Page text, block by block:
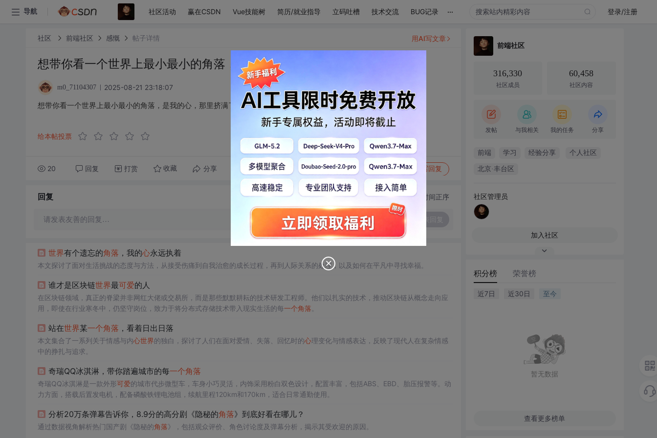
导航 社区活动 赢在CSDN Vue技能树 简历/就业指导 立码吐槽 技术交流 BUG记录 ... 登录/注册
社区 前端社区 感慨 帖子详情
想带你看一个世界上最小最小的角落，是我的心，那里挤满了可爱的你
m0_71104307 2025-08-21 23:18:07
想带你看一个世界上最小最小的角落，是我的心，那里挤满了可爱的你
给本帖投票
20 回复 打赏 收藏 分享 转发到动态 举报 写回复
用AI写文章
回复 切换为时间正序
请发表友善的回复…
世界有个遗忘的角落 ，我的心永远执着
本文探讨了面对生活挑战的态度与方法，从接受伤痛到自我治愈的成长过程，再到人际关系的处理，以及如何在平凡中寻找幸福。
谁才是区块链世界最可爱的人
在区块链领域，真正的脊梁并非网红大佬或交易所，而是那些默默耕耘的技术研发工程师。他们以扎实的技术，推动区块链从概念走向应
用，即使在行业寒冬中，仍坚守岗位，致力于将分布式存储技术带入现实生活的每一个角落
站在世界某一个角落 ，看着日出日落
本文集合了一系列关于情感与内心世界的独白，探讨了人们在面对爱情、失落、回忆时的心理变化与情感表达，反映了现代人在复杂情感
中的挣扎与追求。
奇瑞QQ冰淇淋，带你踏遍城市的每一个角落
奇瑞QQ冰淇淋是一款外形可爱的城市代步微型车，车身小巧灵活，内饰采用粉白双色设计，配置丰富，包括ABS、EBD、胎压报警等。动
力方面，搭载后置发电机，配备磷酸铁锂电池组，续航里程120km和170km，适合日常通勤使用。
分析20万条弹幕告诉你，8.9分的高分剧《隐秘的角落》到底好看在哪儿？
通过数据视角解析热门国产剧《隐秘的角落》，包括观众评价、角色讨论度及弹幕分析，揭示其受欢迎的原因。
前端社区
316,330
社区成员
60,458
社区内容
发帖 与我相关 我的任务 分享
前端 学习 经验分享 个人社区
北京·丰台区
社区管理员
加入社区
积分榜 荣誉榜
近7日 近30日 至今
暂无数据
查看更多榜单